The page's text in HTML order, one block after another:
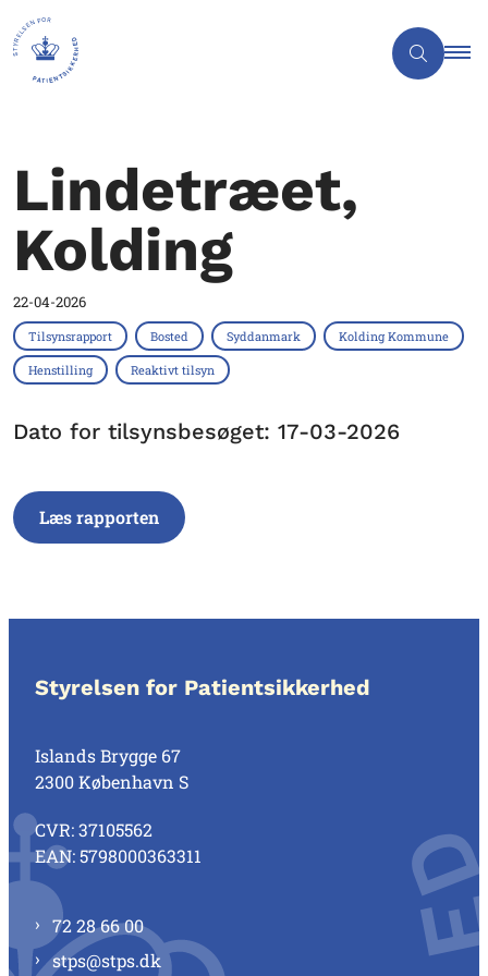
Lindetræet,
Kolding
22-04-2026
Tilsynsrapport Bosted Syddanmark Kolding Kommune
Henstilling Reaktivt tilsyn
Dato for tilsynsbesøget: 17-03-2026
Læs rapporten
Styrelsen for Patientsikkerhed
Islands Brygge 67
2300 København S
CVR: 37105562
EAN: 5798000363311
72 28 66 00
stps@stps.dk